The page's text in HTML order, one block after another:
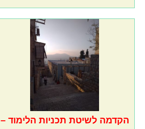
הקדמה לשיטת תכניות הלימוד –